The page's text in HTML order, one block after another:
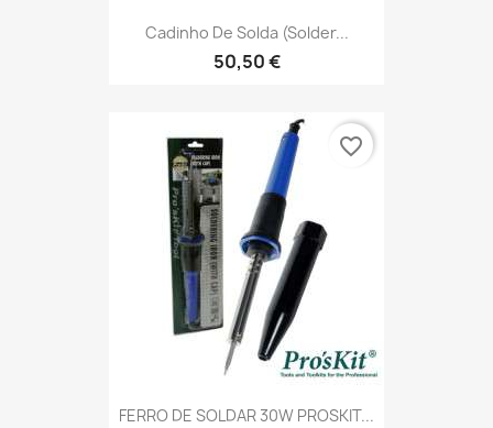
Cadinho De Solda (Solder...
50,50 €
FERRO DE SOLDAR 30W PROSKIT...
favorite_border